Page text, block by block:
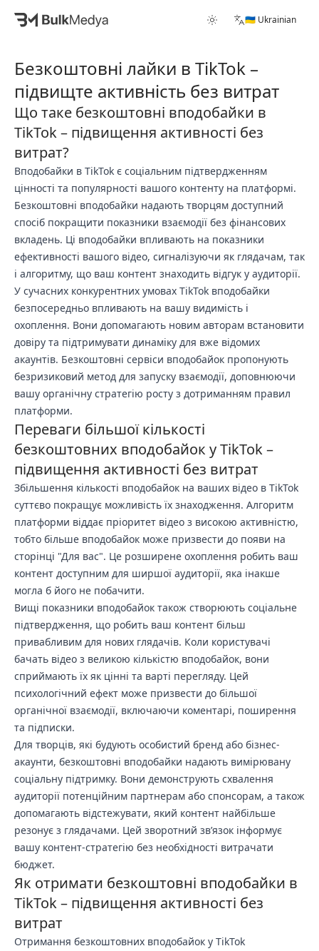
🇺🇦 Ukrainian
Безкоштовні лайки в TikTok –
підвищте активність без витрат
Що таке безкоштовні вподобайки в
TikTok – підвищення активності без
витрат?
Вподобайки в TikTok є соціальним підтвердженням
цінності та популярності вашого контенту на платформі.
Безкоштовні вподобайки надають творцям доступний
спосіб покращити показники взаємодії без фінансових
вкладень. Ці вподобайки впливають на показники
ефективності вашого відео, сигналізуючи як глядачам, так
і алгоритму, що ваш контент знаходить відгук у аудиторії.
У сучасних конкурентних умовах TikTok вподобайки
безпосередньо впливають на вашу видимість і
охоплення. Вони допомагають новим авторам встановити
довіру та підтримувати динаміку для вже відомих
акаунтів. Безкоштовні сервіси вподобайок пропонують
безризиковий метод для запуску взаємодії, доповнюючи
вашу органічну стратегію росту з дотриманням правил
платформи.
Переваги більшої кількості
безкоштовних вподобайок у TikTok –
підвищення активності без витрат
Збільшення кількості вподобайок на ваших відео в TikTok
суттєво покращує можливість їх знаходження. Алгоритм
платформи віддає пріоритет відео з високою активністю,
тобто більше вподобайок може призвести до появи на
сторінці "Для вас". Це розширене охоплення робить ваш
контент доступним для ширшої аудиторії, яка інакше
могла б його не побачити.
Вищі показники вподобайок також створюють соціальне
підтвердження, що робить ваш контент більш
привабливим для нових глядачів. Коли користувачі
бачать відео з великою кількістю вподобайок, вони
сприймають їх як цінні та варті перегляду. Цей
психологічний ефект може призвести до більшої
органічної взаємодії, включаючи коментарі, поширення
та підписки.
Для творців, які будують особистий бренд або бізнес-
акаунти, безкоштовні вподобайки надають вимірювану
соціальну підтримку. Вони демонструють схвалення
аудиторії потенційним партнерам або спонсорам, а також
допомагають відстежувати, який контент найбільше
резонує з глядачами. Цей зворотний зв’язок інформує
вашу контент-стратегію без необхідності витрачати
бюджет.
Як отримати безкоштовні вподобайки в
TikTok – підвищення активності без
витрат
Отримання безкоштовних вподобайок у TikTok